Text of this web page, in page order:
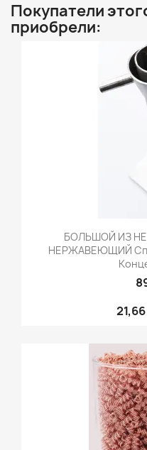
Покупатели
приобрели:
БОЛЬШОЙ ИЗ
НЕРЖАВЕЮЩИЙ